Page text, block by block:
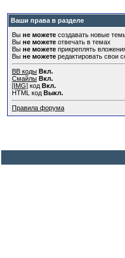
Ваши права в разделе
Вы не можете создавать новые
Вы не можете отвечать в темах
Вы не можете прикреплять
Вы не можете редактировать свои
BB коды Вкл.
Смайлы Вкл.
[IMG] код Вкл.
HTML код Выкл.
Правила форума